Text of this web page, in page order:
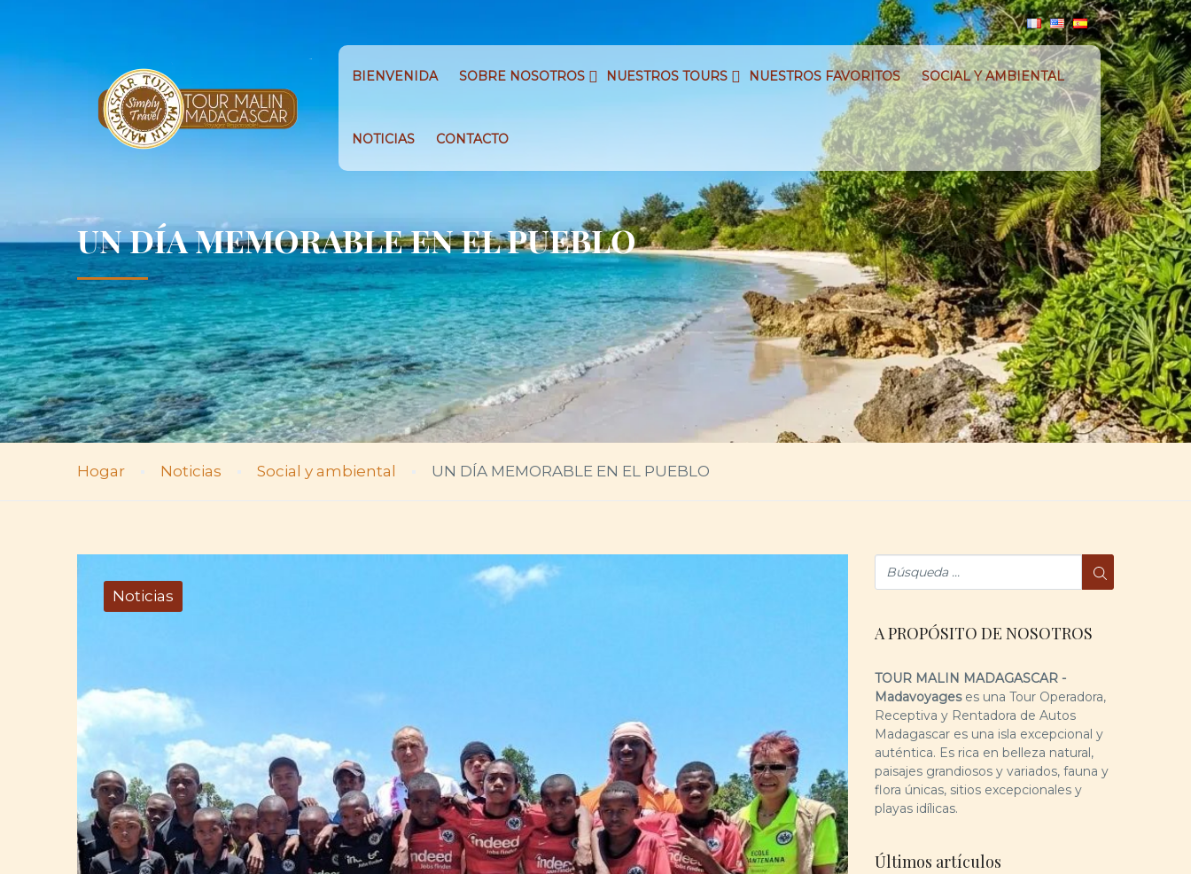
BIENVENIDA SOBRE NOSOTROS NUESTROS TOURS NUESTROS FAVORITOS SOCIAL Y AMBIENTAL
NOTICIAS CONTACTO
UN DÍA MEMORABLE EN EL PUEBLO
Hogar Noticias Social y ambiental UN DÍA MEMORABLE EN EL PUEBLO
Noticias
A PROPÓSITO DE NOSOTROS
TOUR MALIN MADAGASCAR -
Madavoyageses una Tour Operadora,
Receptiva y Rentadora de Autos
Madagascar es una isla excepcional y
auténtica. Es rica en belleza natural,
paisajes grandiosos y variados, fauna y
flora únicas, sitios excepcionales y
playas idílicas.
Últimos artículos